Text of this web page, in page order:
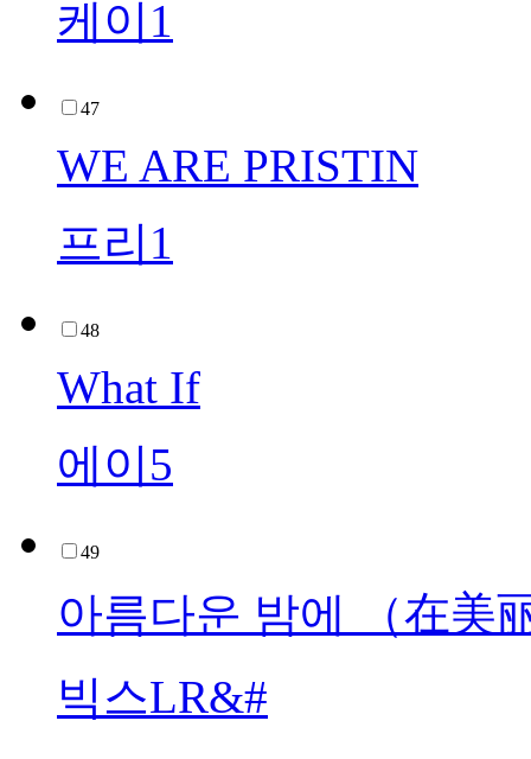
케이1
47
WE ARE PRISTIN
프리1
48
What If
에이5
49
아름다운 밤에 （在美
빅스LR&#